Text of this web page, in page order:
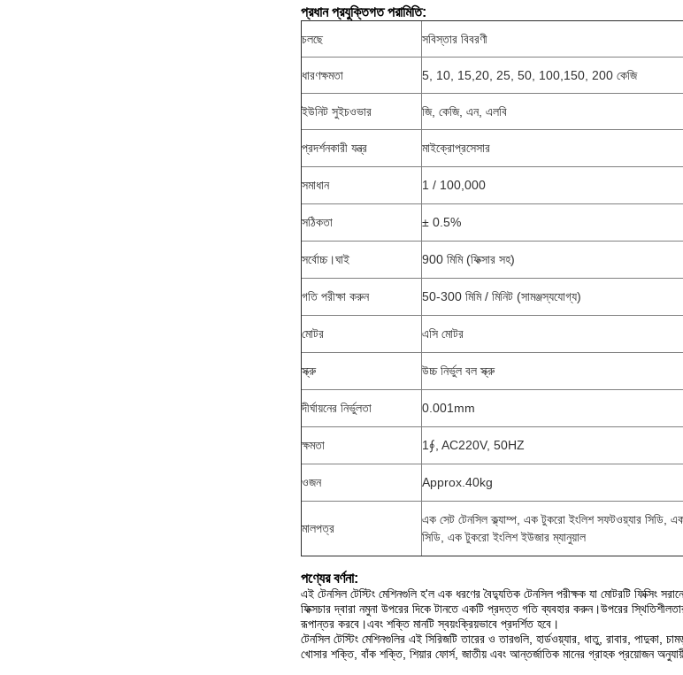
প্রধান প্রযুক্তিগত পরামিতি:
চলছে সবিস্তার বিবরণী
ধারণক্ষমতা 5, 10, 15,20, 25, 50, 100,150, 200 কেজি
ইউনিট সুইচওভার জি, কেজি, এন, এলবি
প্রদর্শনকারী যন্ত্র মাইক্রোপ্রসেসার
সমাধান 1 / 100,000
সঠিকতা ± 0.5%
সর্বোচ্চ।ঘাই 900 মিমি (ফিক্সার সহ)
গতি পরীক্ষা করুন 50-300 মিমি / মিনিট (সামঞ্জস্যযোগ্য)
মোটর এসি মোটর
স্ক্রু উচ্চ নির্ভুল বল স্ক্রু
দীর্ঘায়নের নির্ভুলতা 0.001mm
ক্ষমতা 1∮, AC220V, 50HZ
ওজন Approx.40kg
মালপত্র
এক সেট টেনসিল ক্ল্যাম্প, এক টুকরো ইংলিশ সফটওয়্যার সিডি,
সিডি, এক টুকরো ইংলিশ ইউজার ম্যানুয়াল
পণ্যের বর্ণনা:
এই টেনসিল টেস্টিং মেশিনগুলি হ'ল এক ধরণের বৈদ্যুতিক টেনসিল পরীক্ষক যা মোটরটি ফিক্সিং
ফিক্সচার দ্বারা নমুনা উপরের দিকে টানতে একটি প্রদত্ত গতি ব্যবহার করুন।উপরের
রূপান্তর করবে।এবং শক্তি মানটি স্বয়ংক্রিয়ভাবে প্রদর্শিত হবে।
টেনসিল টেস্টিং মেশিনগুলির এই সিরিজটি তারের ও তারগুলি, হার্ডওয়্যার, ধাতু, রাবার, পাদুকা,
খোসার শক্তি, বাঁক শক্তি, শিয়ার ফোর্স, জাতীয় এবং আন্তর্জাতিক মানের গ্রাহক প্রয়োজন